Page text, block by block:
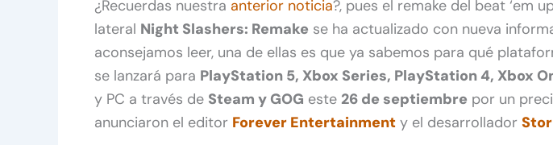
¿Recuerdas nuestra anterior noticia?, pues el remake del beat ‘em
lateral Night Slashers: Remake se ha actualizado con nueva
aconsejamos leer, una de ellas es que ya sabemos para qué
se lanzará para PlayStation 5, Xbox Series, PlayStation 4, Xbox
y PC a través de Steam y GOG este 26 de septiembre por un
anunciaron el editor Forever Entertainment y el desarrollador